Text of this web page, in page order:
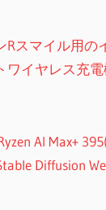
Rスマイル用の
ワイヤレス充
AI Max+
Diffusion